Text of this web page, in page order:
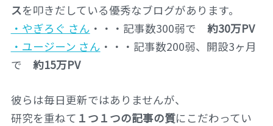
スを叩きだしている優秀なブログがあります。
・やぎろぐ さん ・・・記事数300弱で 約30万PV
・ユージーン さん ・・・記事数200弱、開設3ヶ月
で 約15万PV
彼らは毎日更新ではありませんが、
研究を重ねて １つ１つの記事の質にこだわってい